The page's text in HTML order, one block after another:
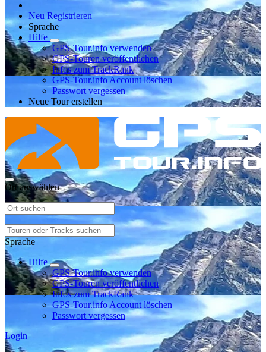
Neu Registrieren
Sprache
Hilfe
GPS-Tour.info verwenden
GPS-Touren veröffentlichen
Infos zum TrackRank
GPS-Tour.info Account löschen
Passwort vergessen
Neue Tour erstellen
Ort auswählen
Sprache
Hilfe
GPS-Tour.info verwenden
GPS-Touren veröffentlichen
Infos zum TrackRank
GPS-Tour.info Account löschen
Passwort vergessen
Login